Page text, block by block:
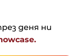
деня ни